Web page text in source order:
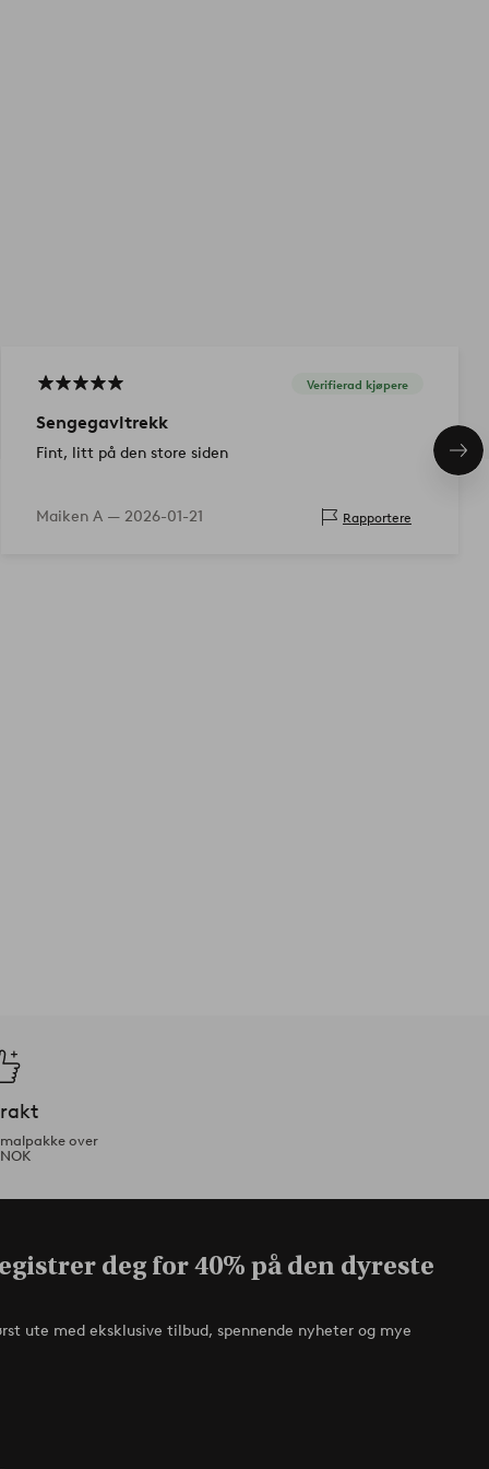
Verifierad kjøpere
Sengegavltrekk
Fint, litt på den store siden
Maiken A — 2026-01-21 Rapportere
over
deg for 40% på den dyreste
ute med eksklusive tilbud, spennende nyheter og mye